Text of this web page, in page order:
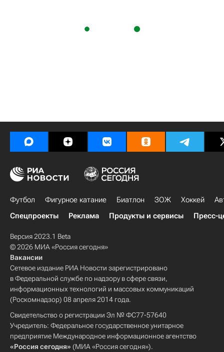
Футбол Фигурное катание Биатлон ЗОЖ Хоккей
Спецпроекты
Реклама Продукты и сервисы Пресс-
Версия 2023.1 Beta
© 2026 МИА «Россия сегодня»
Вакансии
Сетевое издание РИА Новости зарегистрировано
в Федеральной службе по надзору в сфере связи,
информационных технологий и массовых коммуникаций
(Роскомнадзор) 08 апреля 2014 года.
Свидетельство о регистрации Эл № ФС77-57640
Учредитель: Федеральное государственное унитарное
предприятие Международное информационное агентство
«Россия сегодня» (МИА «Россия сегодня»).